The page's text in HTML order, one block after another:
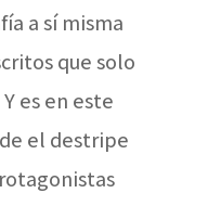
a sí misma
que solo
es en este
el destripe